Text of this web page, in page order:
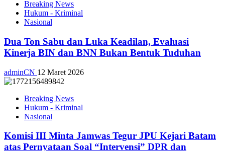
Breaking News
Hukum - Kriminal
Nasional
Dua Ton Sabu dan Luka Keadilan, Evaluasi
Kinerja BIN dan BNN Bukan Bentuk Tuduhan
adminCN 12 Maret 2026
Breaking News
Hukum - Kriminal
Nasional
Komisi III Minta Jamwas Tegur JPU Kejari Batam
atas Pernyataan Soal “Intervensi” DPR dan